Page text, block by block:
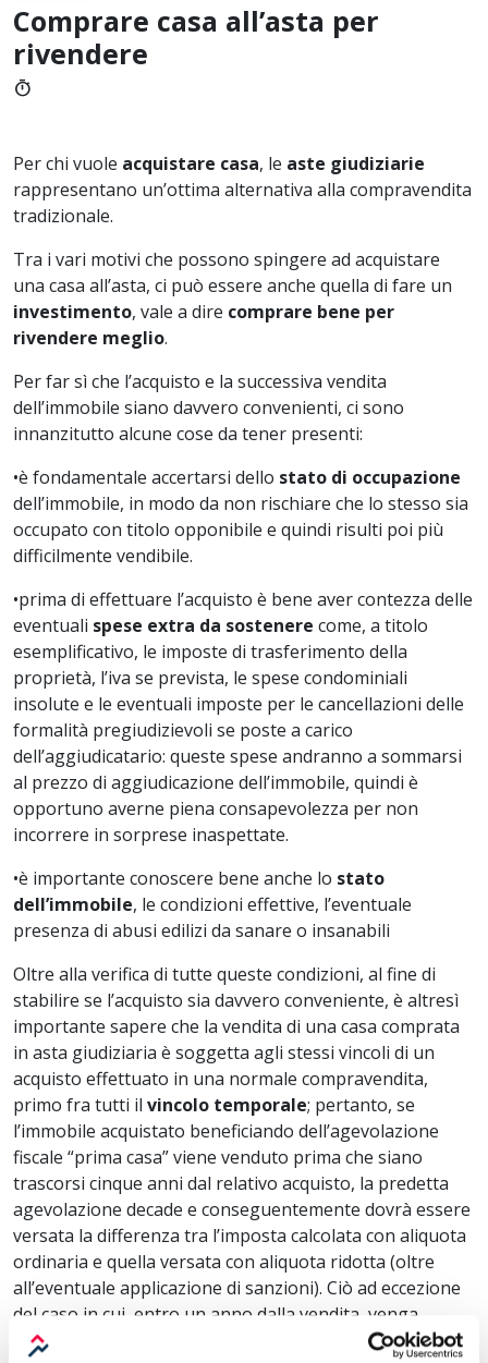
Comprare casa all’asta per
rivendere
timer
Per chi vuole acquistare casa, le aste giudiziarie
rappresentano un’ottima alternativa alla compravendita
tradizionale.
Tra i vari motivi che possono spingere ad acquistare
una casa all’asta, ci può essere anche quella di fare un
investimento, vale a dire comprare bene per
rivendere meglio.
Per far sì che l’acquisto e la successiva vendita
dell’immobile siano davvero convenienti, ci sono
innanzitutto alcune cose da tener presenti:
•è fondamentale accertarsi dello stato di occupazione
dell’immobile, in modo da non rischiare che lo stesso sia
occupato con titolo opponibile e quindi risulti poi più
difficilmente vendibile.
•prima di effettuare l’acquisto è bene aver contezza delle
eventuali spese extra da sostenere come, a titolo
esemplificativo, le imposte di trasferimento della
proprietà, l’iva se prevista, le spese condominiali
insolute e le eventuali imposte per le cancellazioni delle
formalità pregiudizievoli se poste a carico
dell’aggiudicatario: queste spese andranno a sommarsi
al prezzo di aggiudicazione dell’immobile, quindi è
opportuno averne piena consapevolezza per non
incorrere in sorprese inaspettate.
•è importante conoscere bene anche lo stato
dell’immobile, le condizioni effettive, l’eventuale
presenza di abusi edilizi da sanare o insanabili
Oltre alla verifica di tutte queste condizioni, al fine di
stabilire se l’acquisto sia davvero conveniente, è altresì
importante sapere che la vendita di una casa comprata
in asta giudiziaria è soggetta agli stessi vincoli di un
acquisto effettuato in una normale compravendita,
primo fra tutti il vincolo temporale; pertanto, se
l’immobile acquistato beneficiando dell’agevolazione
fiscale “prima casa” viene venduto prima che siano
trascorsi cinque anni dal relativo acquisto, la predetta
agevolazione decade e conseguentemente dovrà essere
versata la differenza tra l’imposta calcolata con aliquota
ordinaria e quella versata con aliquota ridotta (oltre
all’eventuale applicazione di sanzioni). Ciò ad eccezione
del caso in cui, entro un anno dalla vendita, venga
acquistato un altro immobile che soddisfi le condizioni